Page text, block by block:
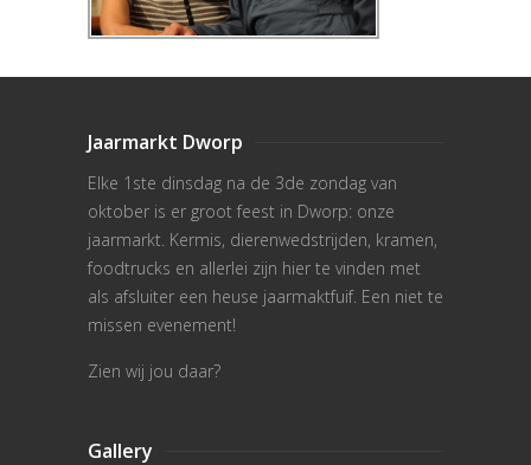
Jaarmarkt Dworp
Elke 1ste dinsdag na de 3de zondag van
oktober is er groot feest in Dworp: onze
jaarmarkt. Kermis, dierenwedstrijden, kramen,
foodtrucks en allerlei zijn hier te vinden met
als afsluiter een heuse jaarmaktfuif. Een niet te
missen evenement!
Zien wij jou daar?
Gallery